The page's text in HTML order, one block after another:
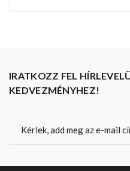
IRATKOZZ FEL
KEDVEZMÉNYHEZ!